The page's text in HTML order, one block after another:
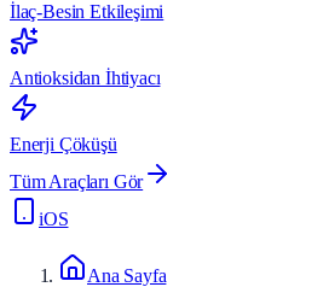
İlaç-Besin Etkileşimi
Antioksidan İhtiyacı
Enerji Çöküşü
Tüm Araçları Gör
iOS
Ana Sayfa